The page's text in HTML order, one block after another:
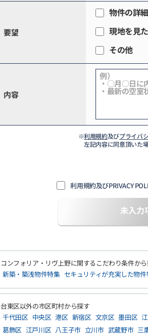
要望
物件の詳
現地を見
その他
内容
※利用規約及びプライバ
左記内容に同意頂いた
利用規約及びPRIVACY
未入力
コンフォリア・リヴ上野に関するこだわり条件か
新築・築浅物件特集 セキュリティが充実した物
台東区以外の市区町村から探す
千代田区 中央区 港区 新宿区 文京区 墨田区
葛飾区 江戸川区 八王子市 立川市 武蔵野市 三